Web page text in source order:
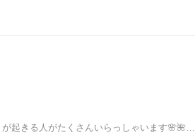
起きる人がたくさんいらっしゃいます🌸🌺…